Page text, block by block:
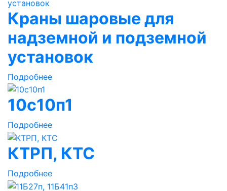
Краны шаровые для
надземной и подземной
установок
Подробнее
10с10п1
Подробнее
КТРП, КТС
Подробнее